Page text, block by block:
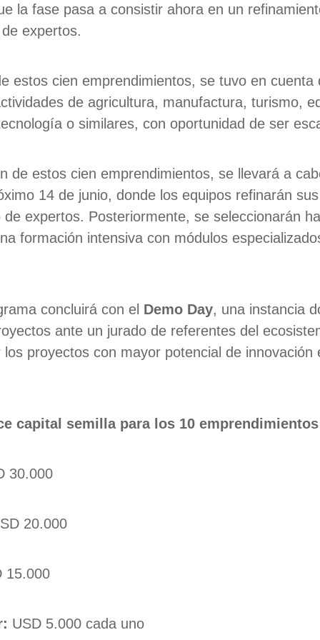
la fase pasa a consistir ahora en un
expertos.
estos cien emprendimientos, se tuvo en cuenta
de agricultura, manufactura, turismo,
o similares, con oportunidad de ser
de estos cien emprendimientos, se llevará a
14 de junio, donde los equipos refinarán
de expertos. Posteriormente, se seleccionarán
formación intensiva con módulos
concluirá con el Demo Day, una instancia
ante un jurado de referentes del
proyectos con mayor potencial de innovación
capital semilla para los 10
30.000
20.000
15.000
USD 5.000 cada uno